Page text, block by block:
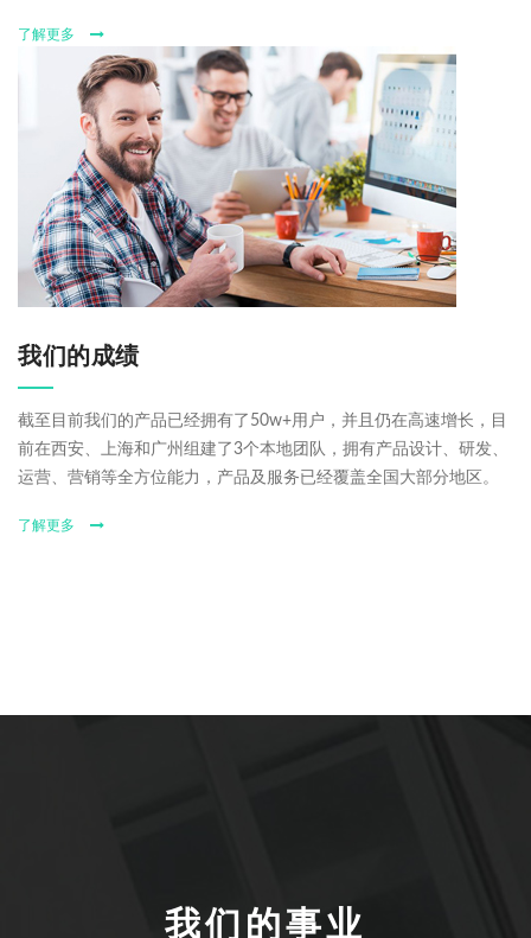
了解更多
我们的成绩
截至目前我们的产品已经拥有了50w+用户，并且仍在高速增长，目
前在西安、上海和广州组建了3个本地团队，拥有产品设计、研发、
运营、营销等全方位能力，产品及服务已经覆盖全国大部分地区。
了解更多
我们的事业